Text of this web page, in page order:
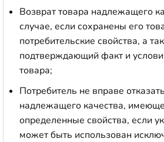
Возврат товара надлежащего
случае, если сохранены его
потребительские свойства, а
подтверждающий факт и
товара;
Потребитель не вправе
надлежащего качества,
определенные свойства, если
может быть использован